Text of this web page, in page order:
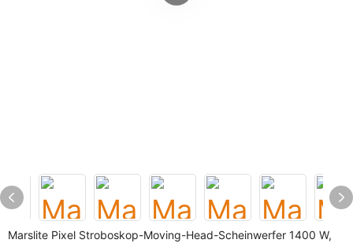
Marslite Pixel Stroboskop-Moving-Head-Scheinwerfer 1400 W,